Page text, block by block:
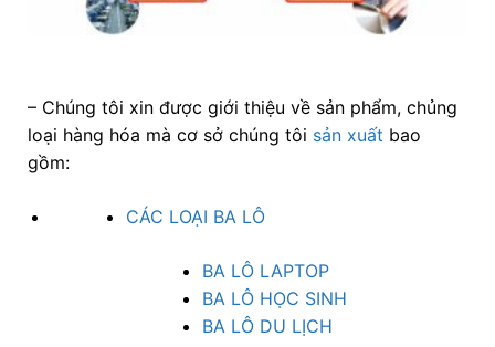
– Chúng tôi xin được giới thiệu về sản phẩm, chủng
loại hàng hóa mà cơ sở chúng tôi sản xuất bao
gồm:
CÁC LOẠI BA LÔ
BA LÔ LAPTOP
BA LÔ HỌC SINH
BA LÔ DU LỊCH